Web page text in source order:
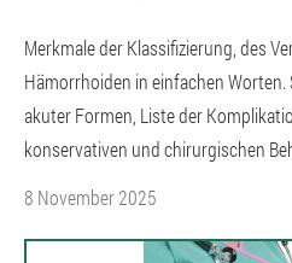
Merkmale der Klassifizierung, des
Hämorrhoiden in einfachen
akuter Formen, Liste der
konservativen und chirurgischen
8 November 2025